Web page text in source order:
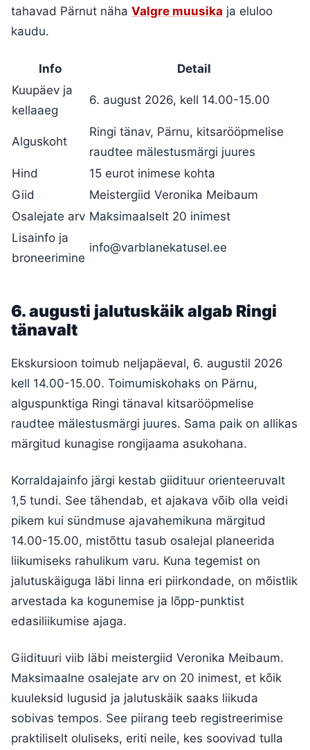
tahavad Pärnut näha Valgre muusika ja eluloo
kaudu.
Info
Detail
Kuupäev ja
kellaaeg
6. august 2026, kell 14.00-15.00
Alguskoht
Ringi tänav, Pärnu, kitsarööpmelise
raudtee mälestusmärgi juures
Hind
15 eurot inimese kohta
Giid
Meistergiid Veronika Meibaum
Osalejate arv Maksimaalselt 20 inimest
Lisainfo ja
broneerimine
info@varblanekatusel.ee
6. augusti jalutuskäik algab Ringi
tänavalt
Ekskursioon toimub neljapäeval, 6. augustil 2026
kell 14.00-15.00. Toimumiskohaks on Pärnu,
alguspunktiga Ringi tänaval kitsarööpmelise
raudtee mälestusmärgi juures. Sama paik on allikas
märgitud kunagise rongijaama asukohana.
Korraldajainfo järgi kestab giidituur orienteeruvalt
1,5 tundi. See tähendab, et ajakava võib olla veidi
pikem kui sündmuse ajavahemikuna märgitud
14.00-15.00, mistõttu tasub osalejal planeerida
liikumiseks rahulikum varu. Kuna tegemist on
jalutuskäiguga läbi linna eri piirkondade, on mõistlik
arvestada ka kogunemise ja lõpp-punktist
edasiliikumise ajaga.
Giidituuri viib läbi meistergiid Veronika Meibaum.
Maksimaalne osalejate arv on 20 inimest, et kõik
kuuleksid lugusid ja jalutuskäik saaks liikuda
sobivas tempos. See piirang teeb registreerimise
praktiliselt oluliseks, eriti neile, kes soovivad tulla